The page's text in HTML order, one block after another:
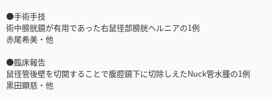
●手術手技
術中膀胱鏡が有用であった右鼠径部膀胱ヘルニアの1例
赤尾希美・他
●臨床報告
鼠径管後壁を切開することで腹腔鏡下に切除しえたNuck管水腫の1例
黒田顕慈・他